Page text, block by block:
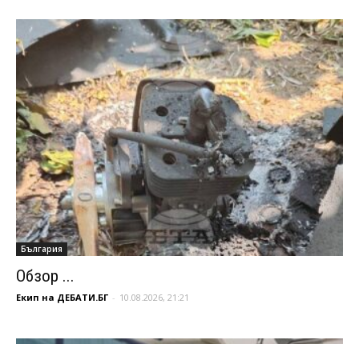
България
Обзор ...
Екип на ДЕБАТИ.БГ - 10.08.2026, 21:21